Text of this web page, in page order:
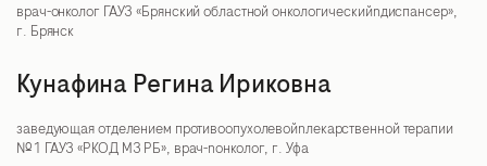
врач-онколог ГАУЗ «Брянский областной онкологическийnдиспансер»,
г. Брянск
Кунафина Регина Ириковна
заведующая отделением противоопухолевойnлекарственной терапии
№1 ГАУЗ «РКОД МЗ РБ», врач-nонколог, г. Уфа